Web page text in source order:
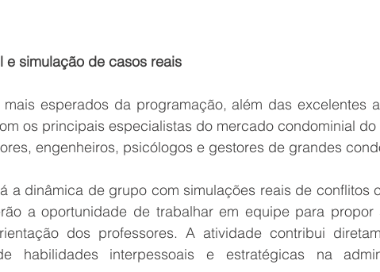
e simulação de casos reais
esperados da programação, além das excelentes
os principais especialistas do mercado condominial do
engenheiros, psicólogos e gestores de grandes
a dinâmica de grupo com simulações reais de conflitos
a oportunidade de trabalhar em equipe para propor
dos professores. A atividade contribui
habilidades interpessoais e estratégicas na